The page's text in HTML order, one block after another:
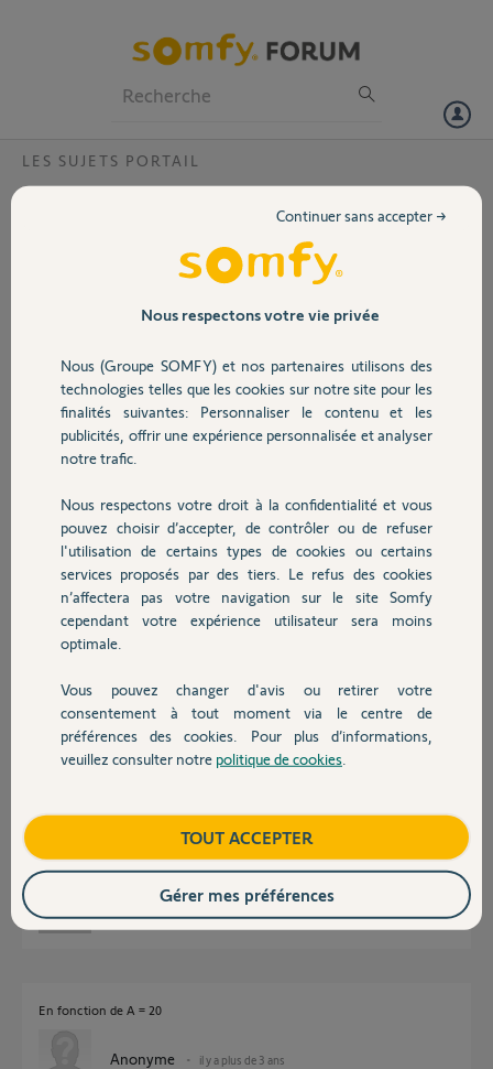
Volet
Sécurité
Domotique
Chauffage
Autres produits
Devis avec un pro
Contact
LES SUJETS PORTAIL
Problème avec la côte A ?
La côte A que je mesure est 22cm ,la côte maximum sur le disque est
20 cm . Je ne peux donc pas installé ma motorisation SGS400 ?
Didier B.
il y a plus de 3 ans
Participer au fil de discussion
Réponses
Bonjour,
Placez une cale de 2cm sous la patte de fixation au battant.
Anonyme il y a plus de 3 ans
Comment je détermine la côte B ?
Cdlt
En fonction de A = 20
Anonyme il y a plus de 3 ans
Nous respectons votre vie privée
Nous (Groupe SOMFY) et nos partenaires utilisons des
technologies telles que les cookies sur notre site pour les
finalités suivantes: Personnaliser le contenu et les
publicités, offrir une expérience personnalisée et analyser
notre trafic.
Nous respectons votre droit à la confidentialité et vous
pouvez choisir d’accepter, de contrôler ou de refuser
l'utilisation de certains types de cookies ou certains
services proposés par des tiers. Le refus des cookies
n’affectera pas votre navigation sur le site Somfy
cependant votre expérience utilisateur sera moins
optimale.
Vous pouvez changer d'avis ou retirer votre
consentement à tout moment via le centre de
préférences des cookies. Pour plus d’informations,
veuillez consulter notre politique de cookies
Continuer sans accepter →
TOUT ACCEPTER
Gérer mes préférences